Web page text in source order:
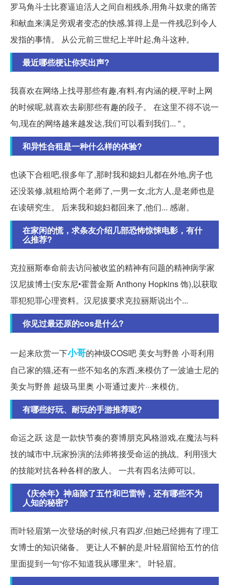
罗马角斗士比赛逼迫活人之间自相残杀,用角斗奴隶的痛苦
和献血来满足旁观者变态的快感,算得上是一件残忍到令人
发指的事情。 从公元前三世纪上半叶起,角斗这种。
最近哪些梗让你笑出声?
我喜欢在网络上找寻那些有趣,有料,有内涵的梗,平时上网
的时候呢,就喜欢去刷那些有趣的段子。 在这里不得不说一
句,现在的网络越来越发达,我们可以看到我们... ” 。
和异性合租是一种什么样的体验?
也谈下合租吧,很多年了,那时我和媳妇儿都在外地,房子也
还没装修,就租给两个老师了,一男一女,北方人,是老师也是
在读研究生。 后来我和媳妇都回来了,他们... 感谢。
在家闲的慌，求条友介绍几部恐怖惊悚电影，有什
么推荐?
克拉丽斯奉命前去访问被收监的精神有问题的精神病学家
汉尼拔博士(安东尼•霍普金斯 Anthony Hopkins 饰),以获取
罪犯犯罪心理资料。汉尼拔要求克拉丽斯说出个...
你见过最还原的cos是什么?
一起来欣赏一下小哥的神级COS吧 美女与野兽 小哥利用
自己家的猫,还有一些不知名的东西,来模仿了一波迪士尼的
美女与野兽 超级马里奥 小哥通过麦片···来模仿。
有哪些好玩、耐玩的手游推荐呢?
命运之跃 这是一款快节奏的赛博朋克风格游戏,在魔法与科
技的城市中,玩家扮演的法师将接受命运的挑战。利用强大
的技能对抗各种各样的敌人。 一共有四名法师可以。
《庆余年》神庙除了五竹和巴雷特，还有哪些不为
人知的秘密?
而叶轻眉第一次登场的时候,只有四岁,但她已经拥有了理工
女博士的知识储备。 更让人不解的是,叶轻眉留给五竹的信
里面提到一句“你不知道我从哪里来”。 叶轻眉。